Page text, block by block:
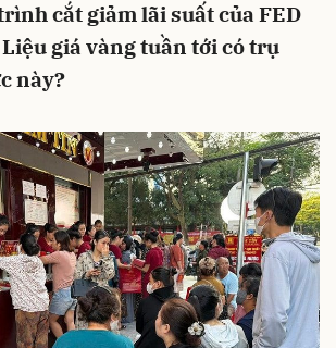
cắt giảm lãi suất của FED
giá vàng tuần tới có trụ
này?
Hủy Gửi